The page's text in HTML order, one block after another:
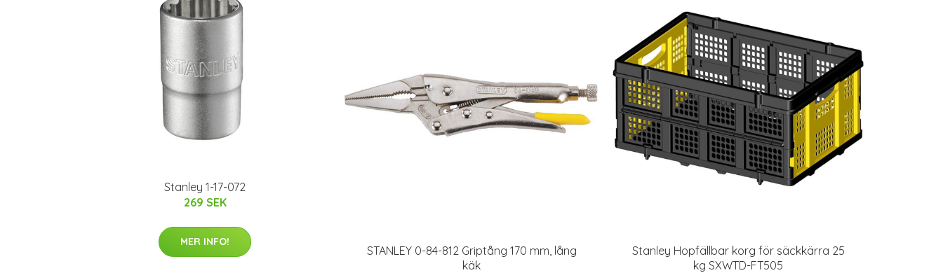
Stanley 1-17-072
269 SEK
MER INFO!
STANLEY 0-84-812 Griptång 170 mm, lång
käk
Stanley Hopfällbar korg för säckkärra 25
kg SXWTD-FT505